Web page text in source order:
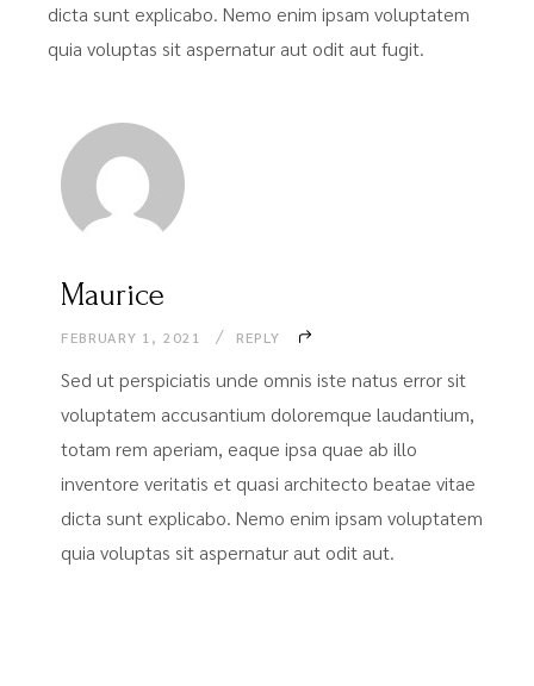
dicta sunt explicabo. Nemo enim ipsam voluptatem
quia voluptas sit aspernatur aut odit aut fugit.
Maurice
FEBRUARY 1, 2021 REPLY
Sed ut perspiciatis unde omnis iste natus error sit
voluptatem accusantium doloremque laudantium,
totam rem aperiam, eaque ipsa quae ab illo
inventore veritatis et quasi architecto beatae vitae
dicta sunt explicabo. Nemo enim ipsam voluptatem
quia voluptas sit aspernatur aut odit aut.